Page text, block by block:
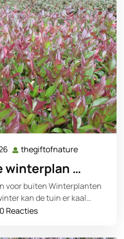
30
maart
2026
thegiftofnature
winterplan …
voor buiten Winterplanten
kan de tuin er kaal…
0 Reacties